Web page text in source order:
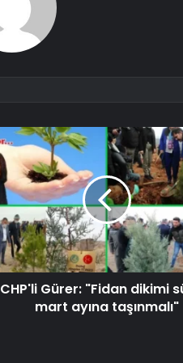
CHP'li Gürer: "Fidan dikimi
mart ayına taşınmalı"